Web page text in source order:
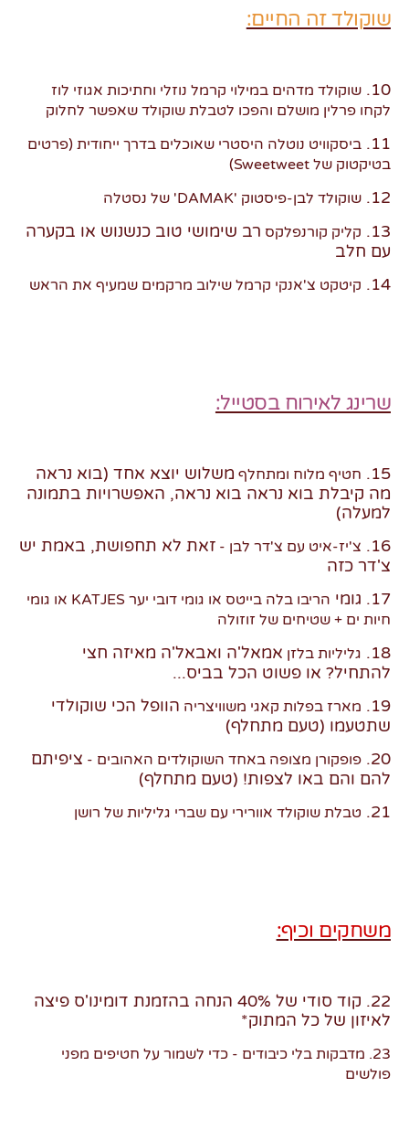
שוקולד זה החיים:
10.
שוקולד מדהים במילוי קרמל נוזלי וחתיכות אגוזי לוז
לקחו פרלין מושלם והפכו לטבלת שוקולד שאפשר לחלוק
11.
ביסקוויט נוטלה היסטרי שאוכלים בדרך ייחודית (פרטים
בטיקטוק של Sweetweet)
12. שוקולד לבן-פיסטוק 'DAMAK' של נסטלה
13. קליק קורנפלקס רב שימושי טוב כנשנוש או בקערה
עם חלב
14.
קיטקט צ'אנקי קרמל שילוב מרקמים שמעיף את הראש
שרינג לאירוח בסטייל:
15. חטיף מלוח ומתחלף משלוש יוצא אחד (בוא נראה
מה קיבלת בוא נראה בוא נראה, האפשרויות בתמונה
למעלה)
16.
צ'יז-איט עם צ'דר לבן - זאת לא תחפושת, באמת יש
צ'דר כזה
17. גומי
הריבו בלה בייטס או גומי דובי יער KATJES או גומי
חיות ים + שטיחים של זוזולה
18. גליליות בלזן אמאל'ה ואבאל'ה מאיזה חצי
להתחיל? או פשוט הכל בביס...
19.
מארז בפלות קאגי משוויצריה הוופל הכי שוקולדי
שתטעמו (טעם מתחלף)
20. פופקורן מצופה באחד השוקולדים האהובים - ציפיתם
להם והם באו לצפות! (טעם מתחלף)
21.
טבלת שוקולד אוורירי עם שברי גליליות של רושן
משחקים וכיף:
22. קוד סודי של 40% הנחה בהזמנת דומינו'ס פיצה
לאיזון של כל המתוק*
23. מדבקות בלי כיבודים - כדי לשמור על חטיפים מפני
פולשים